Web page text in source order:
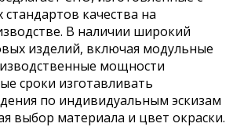
качества на
В наличии широкий
изделий, включая модульные
мощности
сроки изготавливать
по индивидуальным эскизам
выбор материала и цвет окраски.